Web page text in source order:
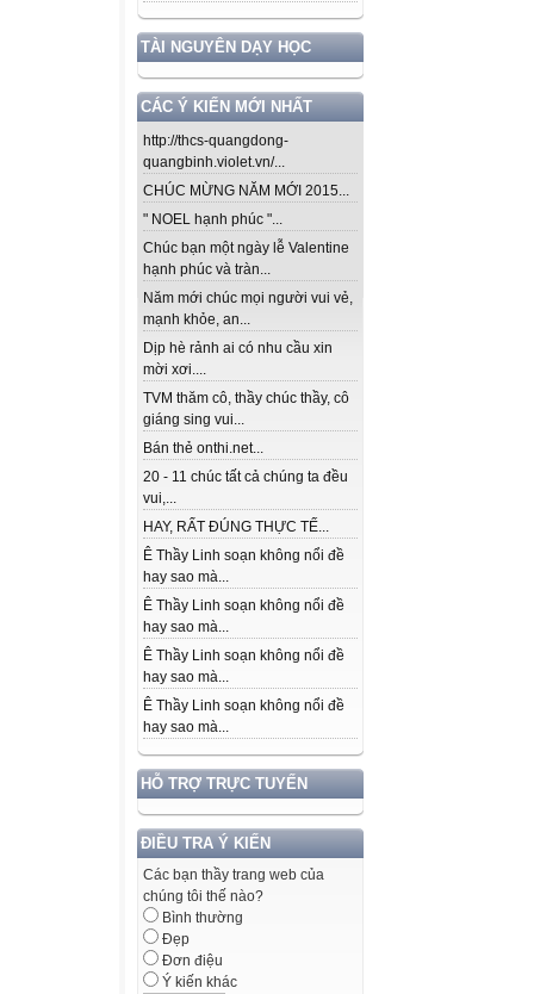
TÀI NGUYÊN DẠY HỌC
CÁC Ý KIẾN MỚI NHẤT
http://thcs-quangdong-
quangbinh.violet.vn/...
CHÚC MỪNG NĂM MỚI 2015...
" NOEL hạnh phúc "...
Chúc bạn một ngày lễ Valentine
hạnh phúc và tràn...
Năm mới chúc mọi người vui vẻ,
mạnh khỏe, an...
Dịp hè rảnh ai có nhu cầu xin
mời xơi....
TVM thăm cô, thầy chúc thầy, cô
giáng sing vui...
Bán thẻ onthi.net...
20 - 11 chúc tất cả chúng ta đều
vui,...
HAY, RẤT ĐÚNG THỰC TẾ...
Ê Thầy Linh soạn không nổi đề
hay sao mà...
Ê Thầy Linh soạn không nổi đề
hay sao mà...
Ê Thầy Linh soạn không nổi đề
hay sao mà...
Ê Thầy Linh soạn không nổi đề
hay sao mà...
HỖ TRỢ TRỰC TUYẾN
ĐIỀU TRA Ý KIẾN
Các bạn thầy trang web của
chúng tôi thế nào?
Bình thường
Đẹp
Đơn điệu
Ý kiến khác